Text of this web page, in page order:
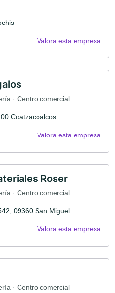
Valora esta empresa
· Centro comercial
Coatzacoalcos
Valora esta empresa
Roser
· Centro comercial
09360 San Miguel
Valora esta empresa
· Centro comercial